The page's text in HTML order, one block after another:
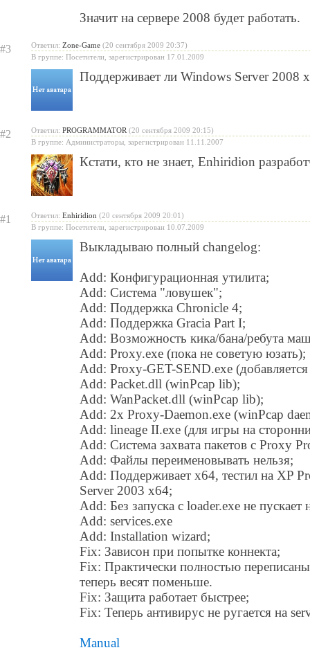
Значит на сервере 2008 будет работать.
#3 Ответил: Zone-Game (20 сентября 2009 20:37)
В группе: Посетители, зарегистрирован 17.01.2009
Поддерживает ли Windows Server 2008
#2 Ответил: PROGRAMMATOR (20 сентября 2009 20:15)
В группе: Администраторы, зарегистрирован 11.11.2007
Кстати, кто не знает, Enhiridion
#1 Ответил: Enhiridion (20 сентября 2009 20:01)
В группе: Посетители, зарегистрирован 10.07.2009
Выкладываю полный changelog:
Add: Конфигурационная утилита;
Add: Система "ловушек";
Add: Поддержка Chronicle 4;
Add: Поддержка Gracia Part I;
Add: Возможность кика/бана/ребута
Add: Proxy.exe (пока не советую юзать);
Add: Proxy-GET-SEND.exe
Add: Packet.dll (winPcap lib);
Add: WanPacket.dll (winPcap lib);
Add: 2x Proxy-Daemon.exe (winPcap
Add: lineage II.exe (для игры на
Add: Система захвата пакетов c Proxy
Add: Файлы переименовывать нельзя;
Add: Поддерживает x64, тестил на XP
Server 2003 x64;
Add: Без запуска с loader.exe не пускает
Add: services.exe
Add: Installation wizard;
Fix: Зависон при попытке коннекта;
Fix: Практически полностью
теперь весят поменьше.
Fix: Защита работает быстрее;
Fix: Теперь антивирус не ругается на
Manual